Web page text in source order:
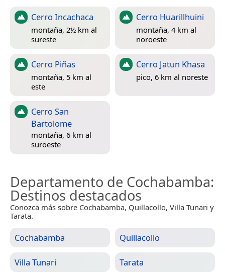
Cerro Incachaca
montaña, 2½ km al
sureste
Cerro Huarillhuini
montaña, 4 km al
noroeste
Cerro Piñas
montaña, 5 km al
este
Cerro Jatun Khasa
pico, 6 km al noreste
Cerro San
Bartolome
montaña, 6 km al
suroeste
Departamento de Cochabamba:
Destinos destacados
Conozca más sobre Cochabamba, Quillacollo, Villa Tunari y
Tarata.
Cochabamba Quillacollo
Villa Tunari Tarata